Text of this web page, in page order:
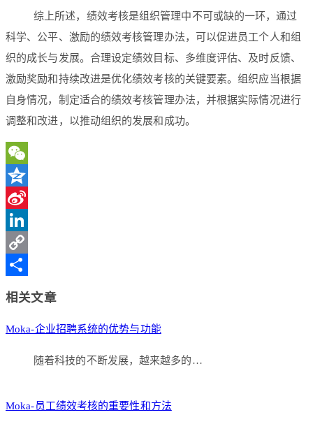
综上所述，绩效考核是组织管理中不可或缺的一环，通过
科学、公平、激励的绩效考核管理办法，可以促进员工个人和组
织的成长与发展。合理设定绩效目标、多维度评估、及时反馈、
激励奖励和持续改进是优化绩效考核的关键要素。组织应当根据
自身情况，制定适合的绩效考核管理办法，并根据实际情况进行
调整和改进，以推动组织的发展和成功。
WeChat
Qzone
Sina
Weibo
LinkedIn
Copy
相关文章
Moka-企业招聘系统的优势与功能
随着科技的不断发展，越来越多的…
Moka-员工绩效考核的重要性和方法